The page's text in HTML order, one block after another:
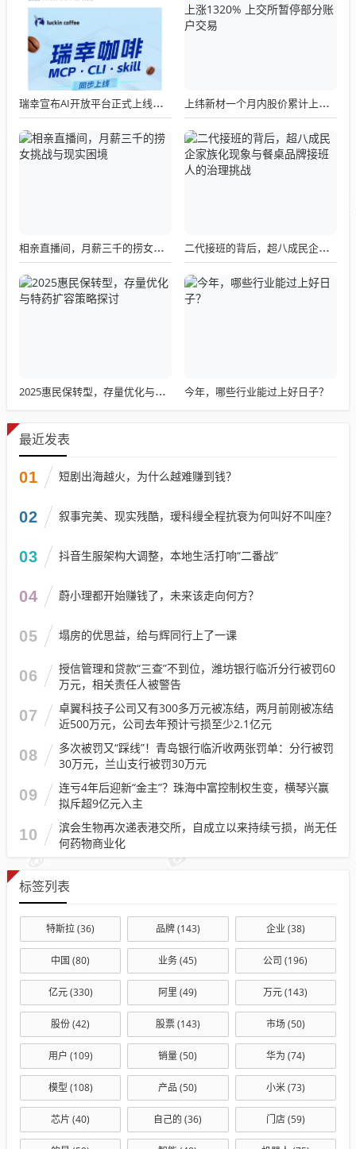
瑞幸宣布AI开放平台正式上线，我们点了一杯试了试 上纬新材一个月内股价累计上涨1320% 上交所暂停部分账户交易
相亲直播间，月薪三千的捞女挑战与现实困境 二代接班的背后，超八成民企家族化现象与餐桌品牌接班人的治理挑战
2025惠民保转型，存量优化与特药扩容策略探讨 今年，哪些行业能过上好日子？
最近发表
01 短剧出海越火，为什么越难赚到钱？
02 叙事完美、现实残酷，瑷科缦全程抗衰为何叫好不叫座？
03 抖音生服架构大调整，本地生活打响“二番战”
04 蔚小理都开始赚钱了，未来该走向何方？
05 塌房的优思益，给与辉同行上了一课
06
授信管理和贷款“三查”不到位，潍坊银行临沂分行被罚60
万元，相关责任人被警告
07
卓翼科技子公司又有300多万元被冻结，两月前刚被冻结
近500万元，公司去年预计亏损至少2.1亿元
08
多次被罚又“踩线”！青岛银行临沂收两张罚单：分行被罚
30万元，兰山支行被罚30万元
09
连亏4年后迎新“金主”？珠海中富控制权生变，横琴兴赢
拟斥超9亿元入主
10
滨会生物再次递表港交所，自成立以来持续亏损，尚无任
何药物商业化
标签列表
特斯拉(36) 品牌(143) 企业(38)
中国 (80) 业务(45) 公司 (196)
亿元(330) 阿里(49) 万元(143)
股份(42) 股票(143) 市场(50)
用户 (109) 销量(50) 华为 (74)
模型(108) 产品 (50) 小米(73)
芯片 (40) 自己的 (36) 门店(59)